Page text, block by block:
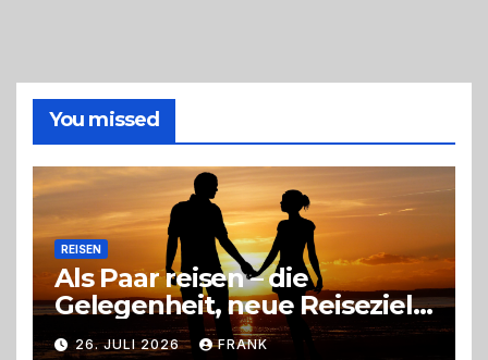
richtige
Entscheidung
You missed
REISEN
Als Paar reisen – die
Gelegenheit, neue Reiseziele
zu entdecken
26. JULI 2026 FRANK